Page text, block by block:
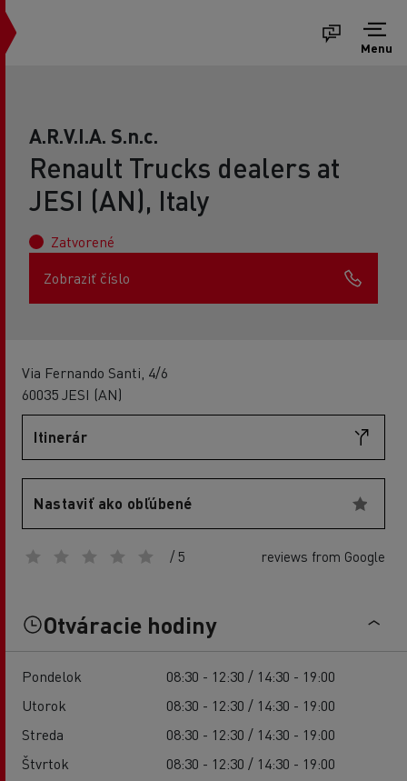
Menu
A.R.V.I.A. S.n.c.
Renault Trucks dealers at
JESI (AN), Italy
Zatvorené
Zobraziť číslo
Via Fernando Santi, 4/6
60035 JESI (AN)
Itinerár
Nastaviť ako obľúbené
/ 5 reviews from Google
Otváracie hodiny
Pondelok
08:30 - 12:30 / 14:30 - 19:00
Utorok
08:30 - 12:30 / 14:30 - 19:00
Streda
08:30 - 12:30 / 14:30 - 19:00
Štvrtok
08:30 - 12:30 / 14:30 - 19:00